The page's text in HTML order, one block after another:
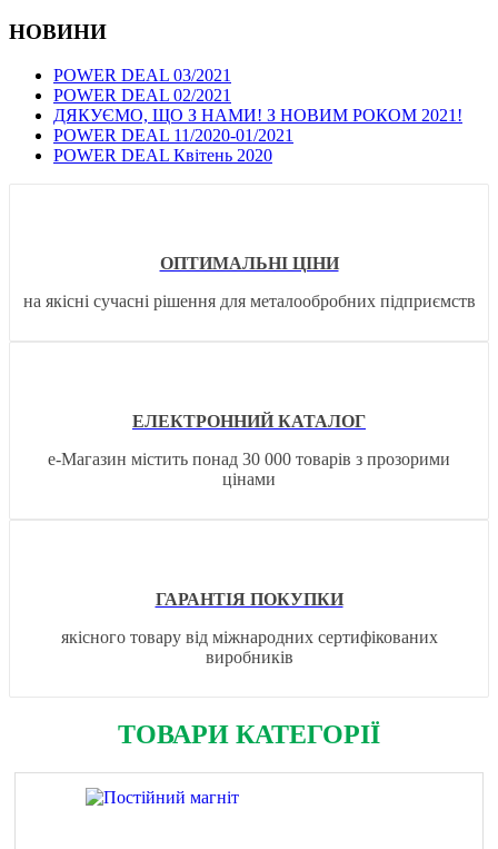
НОВИНИ
POWER DEAL 03/2021
POWER DEAL 02/2021
ДЯКУЄМО, ЩО З НАМИ! З НОВИМ РОКОМ 2021!
POWER DEAL 11/2020-01/2021
POWER DEAL Квітень 2020
ОПТИМАЛЬНІ ЦІНИ
на якісні сучасні рішення для металообробних підприємств
ЕЛЕКТРОННИЙ КАТАЛОГ
е-Магазин містить понад 30 000 товарів з прозорими
цінами
ГАРАНТІЯ ПОКУПКИ
якісного товару від міжнародних сертифікованих
виробників
ТОВАРИ КАТЕГОРІЇ